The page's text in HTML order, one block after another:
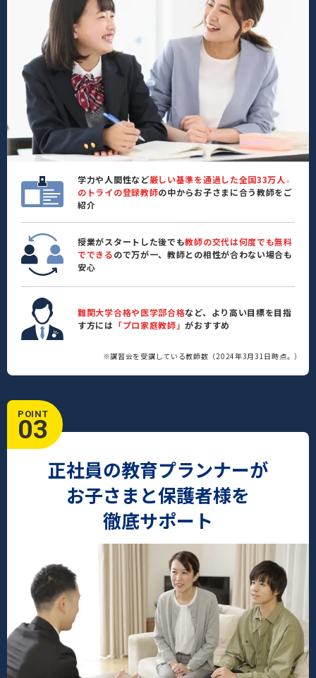
学力や人間性など厳しい基準を通過した全国33万人 ※
のトライの登録教師の中からお子さまに合う教師をご
紹介
授業がスタートした後でも教師の交代は何度でも無料
でできるので万が一、教師との相性が合わない場合も
安心
難関大学合格や医学部合格など、より高い目標を目指
す方には 「プロ家庭教師」がおすすめ
※講習会を受講している教師数（2024年3月31日時点。）
POINT
03
正社員の教育プランナーが
お子さまと保護者様を
徹底サポート